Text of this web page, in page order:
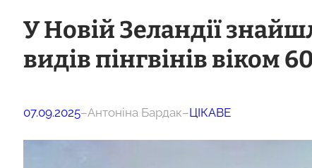
У Новій Зеландії
видів пінгвінів віком
07.09.2025–Антоніна Бардак–ЦІКАВЕ